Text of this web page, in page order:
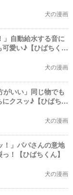
犬の漫画
」自動給水する音に
愛い♪【ひばちく
犬の漫画
がいい」同じ物でも
クスッ♪【ひばちく
犬の漫画
！」パパさんの意地
！【ひばちくん】
犬の漫画